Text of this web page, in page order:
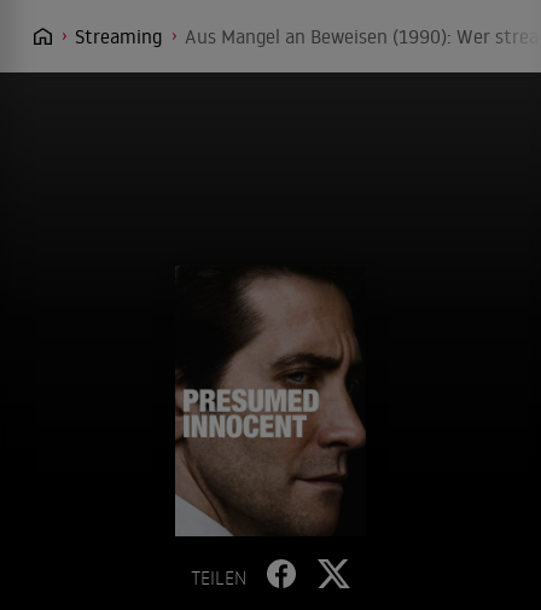
Streaming Aus Mangel an Beweisen (1990): Wer
TEILEN